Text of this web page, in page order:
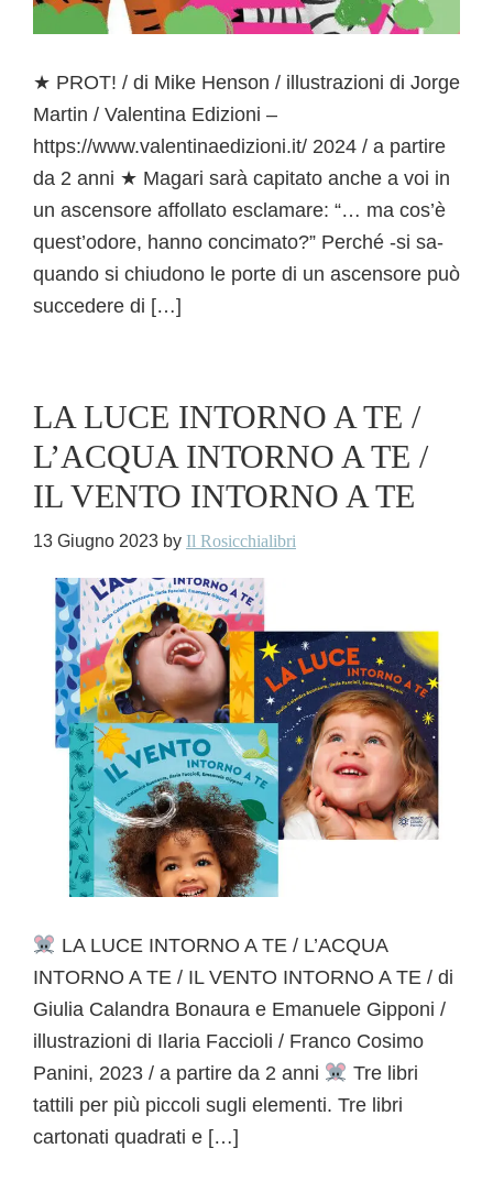
★ PROT! / di Mike Henson / illustrazioni di Jorge
Martin / Valentina Edizioni –
https://www.valentinaedizioni.it/ 2024 / a partire
da 2 anni ★ Magari sarà capitato anche a voi in
un ascensore affollato esclamare: “… ma cos’è
quest’odore, hanno concimato?” Perché -si sa-
quando si chiudono le porte di un ascensore può
succedere di […]
LA LUCE INTORNO A TE /
L’ACQUA INTORNO A TE /
IL VENTO INTORNO A TE
13 Giugno 2023 by Il Rosicchialibri
LA LUCE INTORNO A TE / L’ACQUA
INTORNO A TE / IL VENTO INTORNO A TE / di
Giulia Calandra Bonaura e Emanuele Gipponi /
illustrazioni di Ilaria Faccioli / Franco Cosimo
Panini, 2023 / a partire da 2 anni
Tre libri
tattili per più piccoli sugli elementi. Tre libri
cartonati quadrati e […]